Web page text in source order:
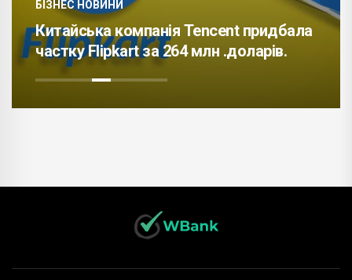
БІЗНЕС НОВИНИ
Китайська компанія Tencent придбала
частку Flipkart за 264 млн .доларів.